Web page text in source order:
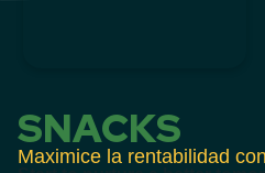
SNACKS
Maximice la rentabilidad